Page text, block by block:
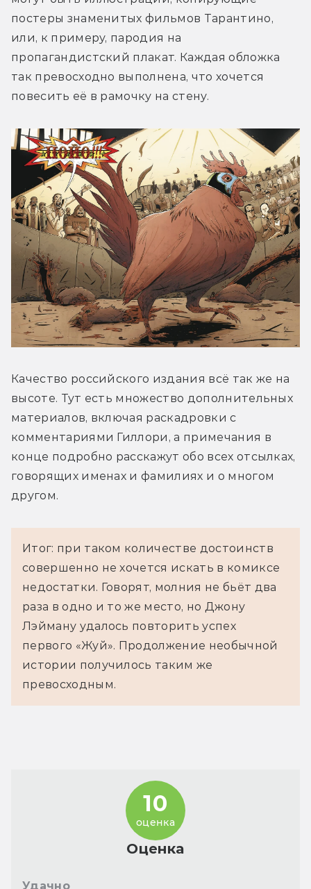
постеры знаменитых фильмов Тарантино,
или, к примеру, пародия на
пропагандистский плакат. Каждая обложка
так превосходно выполнена, что хочется
повесить её в рамочку на стену.
Качество российского издания всё так же на
высоте. Тут есть множество дополнительных
материалов, включая раскадровки с
комментариями Гиллори, а примечания в
конце подробно расскажут обо всех отсылках,
говорящих именах и фамилиях и о многом
другом.
Итог: при таком количестве достоинств
совершенно не хочется искать в комиксе
недостатки. Говорят, молния не бьёт два
раза в одно и то же место, но Джону
Лэйману удалось повторить успех
первого «Жуй». Продолжение необычной
истории получилось таким же
превосходным.
Оценка
10
оценка
Удачно